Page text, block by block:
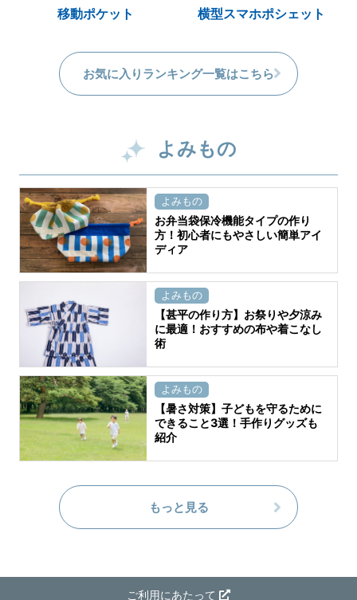
移動ポケット 横型スマホポシェット
お気に入りランキング一覧はこちら
よみもの
よみもの
お弁当袋保冷機能タイプの作り
方！初心者にもやさしい簡単アイ
ディア
よみもの
【甚平の作り方】お祭りや夕涼み
に最適！おすすめの布や着こなし
術
よみもの
【暑さ対策】子どもを守るために
できること3選！手作りグッズも
紹介
もっと見る
ご利用にあたって